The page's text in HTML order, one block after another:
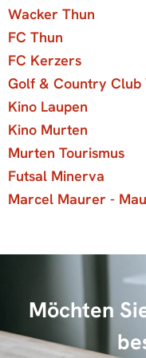
Wacker Thun
FC Thun
FC Kerzers
Golf & Country Club
Kino Laupen
Kino Murten
Murten Tourismus
Futsal Minerva
Marcel Maurer -
Möchten